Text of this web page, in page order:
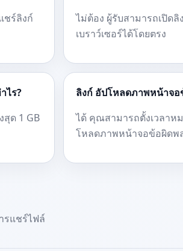
ชร์ลิงก์
ไม่ต้อง ผู้รับสามารถเปิด
เบราว์เซอร์ได้โดยตรง
ไร?
ด 1 GB
ลิงก์ อัปโหลดภาพหน้าจ
ได้ คุณสามารถตั้งเวลาห
โหลดภาพหน้าจอข้อผิดพ
รแชร์ไฟล์